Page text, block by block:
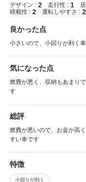
デザイン : 2 走行性 : 1
積載性 : 2 運転しやすさ : 2
良かった点
小さいので、小回りが利く
気になった点
燃費が悪く、収納もあまり
す
総評
燃費が悪いので、お金が高
すい車です
特徴
小回りが利く